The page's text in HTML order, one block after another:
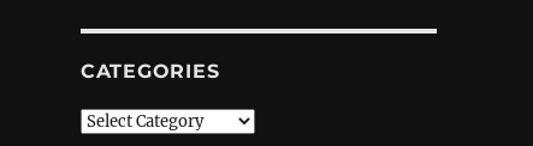
CATEGORIES
Categories